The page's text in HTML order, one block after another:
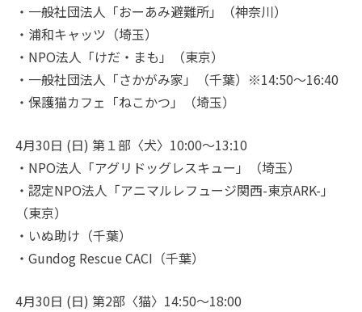
・一般社団法人「おーあみ避難所」（神奈川）
・浦和キャッツ（埼玉）
・NPO法人「けだ・まも」（東京）
・一般社団法人「さかがみ家」（千葉）※14:50～16:40
・保護猫カフェ「ねこかつ」（埼玉）
4月30日 (日) 第１部〈犬〉10:00～13:10
・NPO法人「アグリドッグレスキュー」（埼玉）
・認定NPO法人「アニマルレフュージ関西-東京ARK-」
（東京）
・いぬ助け（千葉）
・Gundog Rescue CACI（千葉）
4月30日 (日) 第2部〈猫〉14:50～18:00